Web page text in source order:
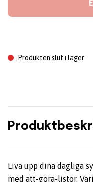
Produkten slut i lager
Liva upp dina dagliga
med att-göra-listor.